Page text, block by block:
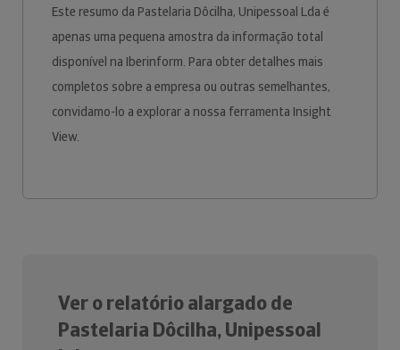
Este resumo da Pastelaria Dôcilha, Unipessoal Lda é
apenas uma pequena amostra da informação total
disponível na Iberinform. Para obter detalhes mais
completos sobre a empresa ou outras semelhantes,
convidamo-lo a explorar a nossa ferramenta Insight
View.
Ver o relatório alargado de
Pastelaria Dôcilha, Unipessoal